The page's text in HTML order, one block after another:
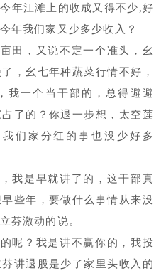
年江滩上的收成又得不少,好
年我们家又少多少收入？
田，又说不定一个准头，幺
，幺七年种蔬菜行情不好，
我一个当干部的，总得避避
了的？你退一步想，太空莲
们家分红的事也没少好多
我是早就讲了的，这干部真
些年，要做什么事情从来没
芬激动的说。
呢？我是讲不赢你的，我投
讲退股是少了家里头收入的